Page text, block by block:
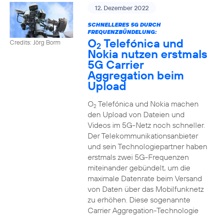
Credits: Jörg Borm
12. Dezember 2022
SCHNELLERES 5G DURCH
FREQUENZBÜNDELUNG:
O2 Telefónica und
Nokia nutzen erstmals
5G Carrier
Aggregation beim
Upload
O2Telefónica und Nokia machen
den Upload von Dateien und
Videos im 5G-Netz noch schneller.
Der Telekommunikationsanbieter
und sein Technologiepartner haben
erstmals zwei 5G-Frequenzen
miteinander gebündelt, um die
maximale Datenrate beim Versand
von Daten über das Mobilfunknetz
zu erhöhen. Diese sogenannte
Carrier Aggregation-Technologie